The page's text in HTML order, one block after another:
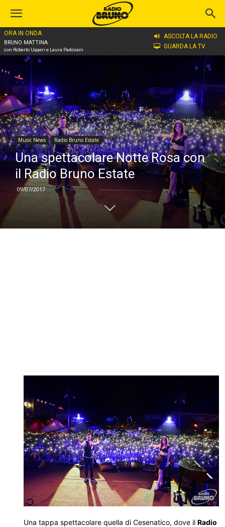
ORA IN ONDA
BRUNO MATTINA
con Roberto Uggeri e Laura Padovani
ASCOLTA LA RADIO
GUARDA LA TV
Home
Music News Radio Bruno Estate
Una spettacolare Notte Rosa con
il Radio Bruno Estate
09/07/2017
Una tappa spettacolare quella di Cesenatico, dove il Radio